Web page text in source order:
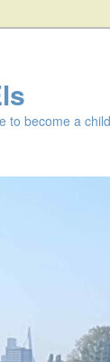
to become a